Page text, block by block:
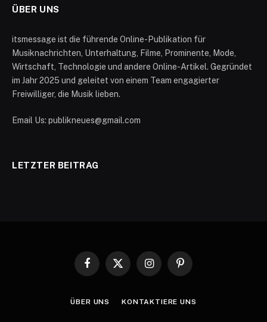
ÜBER UNS
itsmessage ist die führende Online-Publikation für
Musiknachrichten, Unterhaltung, Filme, Prominente, Mode,
Wirtschaft, Technologie und andere Online-Artikel. Gegründet
im Jahr 2025 und geleitet von einem Team engagierter
Freiwilliger, die Musik lieben.
Email Us: publikneues@gmail.com
LETZTER BEITRAG
Facebook
X
InstagramPinterest
ÜBER UNS KONTAKTIERE UNS